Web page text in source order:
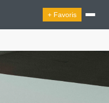
+ Favoris
À propos